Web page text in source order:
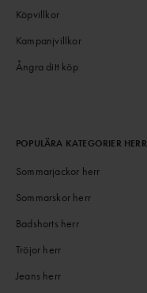
Köpvillkor
Kampanjvillkor
Ångra ditt köp
POPULÄRA KATEGORIER HERR
Sommarjackor herr
Sommarskor herr
Badshorts herr
Tröjor herr
Jeans herr